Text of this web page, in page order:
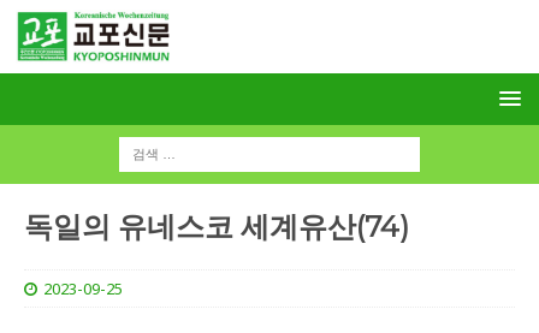
독일의 유네스코 세계유산(74)
2023-09-25